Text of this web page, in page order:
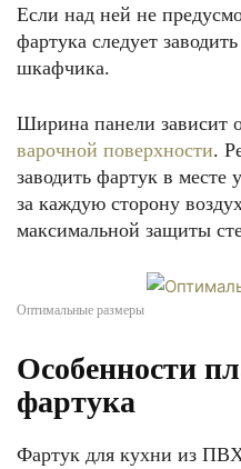
Если над ней не
фартука следует
шкафчика.
Ширина панели зависит
варочной поверхности.
заводить фартук в
за каждую сторону
максимальной защиты
Оптимальные размеры
Особенности
фартука
Фартук для кухни из